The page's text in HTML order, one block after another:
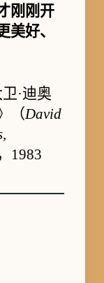
刚刚开
美好、
·迪奥
（David
1983